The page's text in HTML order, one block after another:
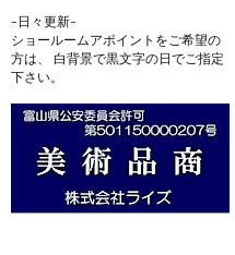
-日々更新-
ショールームアポイントをご希望の
方は、 白背景で黒文字の日でご指定
下さい。